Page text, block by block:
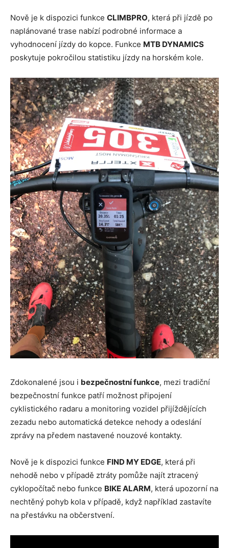
Nově je k dispozici funkce CLIMBPRO, která při jízdě po
naplánované trase nabízí podrobné informace a
vyhodnocení jízdy do kopce. Funkce MTB DYNAMICS
poskytuje pokročilou statistiku jízdy na horském kole.
Zdokonalené jsou i bezpečnostní funkce, mezi tradiční
bezpečnostní funkce patří možnost připojení
cyklistického radaru a monitoring vozidel přijíždějících
zezadu nebo automatická detekce nehody a odeslání
zprávy na předem nastavené nouzové kontakty.
Nově je k dispozici funkce FIND MY EDGE, která při
nehodě nebo v případě ztráty pomůže najít ztracený
cyklopočítač nebo funkce BIKE ALARM, která upozorní na
nechtěný pohyb kola v případě, když například zastavíte
na přestávku na občerstvení.